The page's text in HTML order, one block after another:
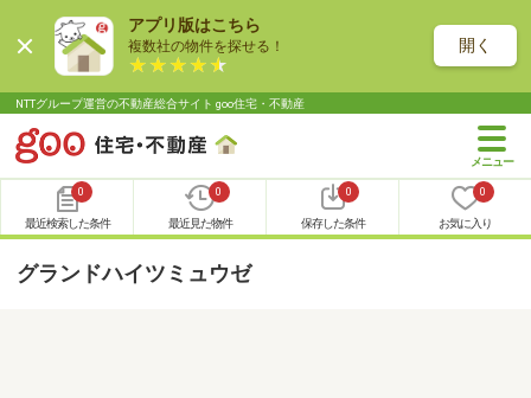
アプリ版はこちら
複数社の物件を探せる！ 開く
NTTグループ運営の不動産総合サイト goo住宅・不動産
0
最近検索した条件
0
最近見た物件
0
保存した条件
0
お気に入り
グランドハイツミュウゼ